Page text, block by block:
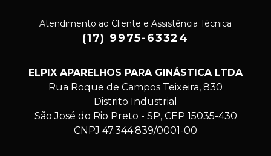
Atendimento ao Cliente e Assistência Técnica
(17) 9975-63324
ELPIX APARELHOS PARA GINÁSTICA LTDA
Rua Roque de Campos Teixeira, 830
Distrito Industrial
São José do Rio Preto - SP, CEP 15035-430
CNPJ 47.344.839/0001-00